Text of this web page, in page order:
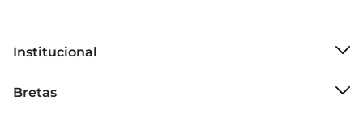
Institucional
Grupo Cencosud
Bretas